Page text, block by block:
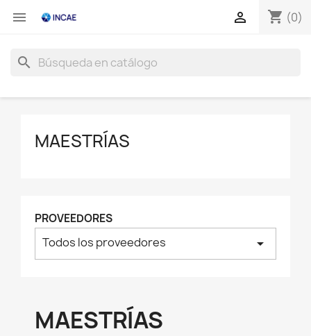
 shopping_cart (0)

search
MAESTRÍAS
PROVEEDORES
Todos los proveedores arrow_drop_down
MAESTRÍAS